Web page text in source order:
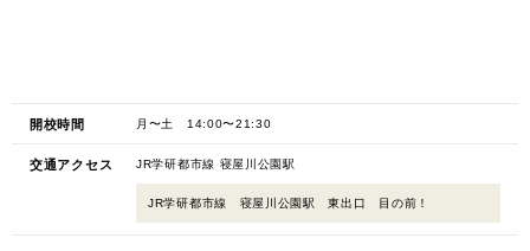
開校時間 月〜土 14:00〜21:30
交通アクセス JR学研都市線 寝屋川公園駅
JR学研都市線 寝屋川公園駅 東出口 目の前！